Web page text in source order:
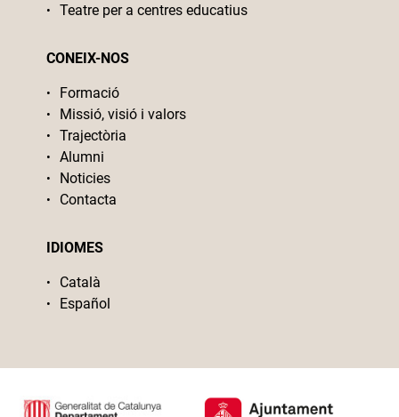
Teatre per a centres educatius
CONEIX-NOS
Formació
Missió, visió i valors
Trajectòria
Alumni
Noticies
Contacta
IDIOMES
Català
Español